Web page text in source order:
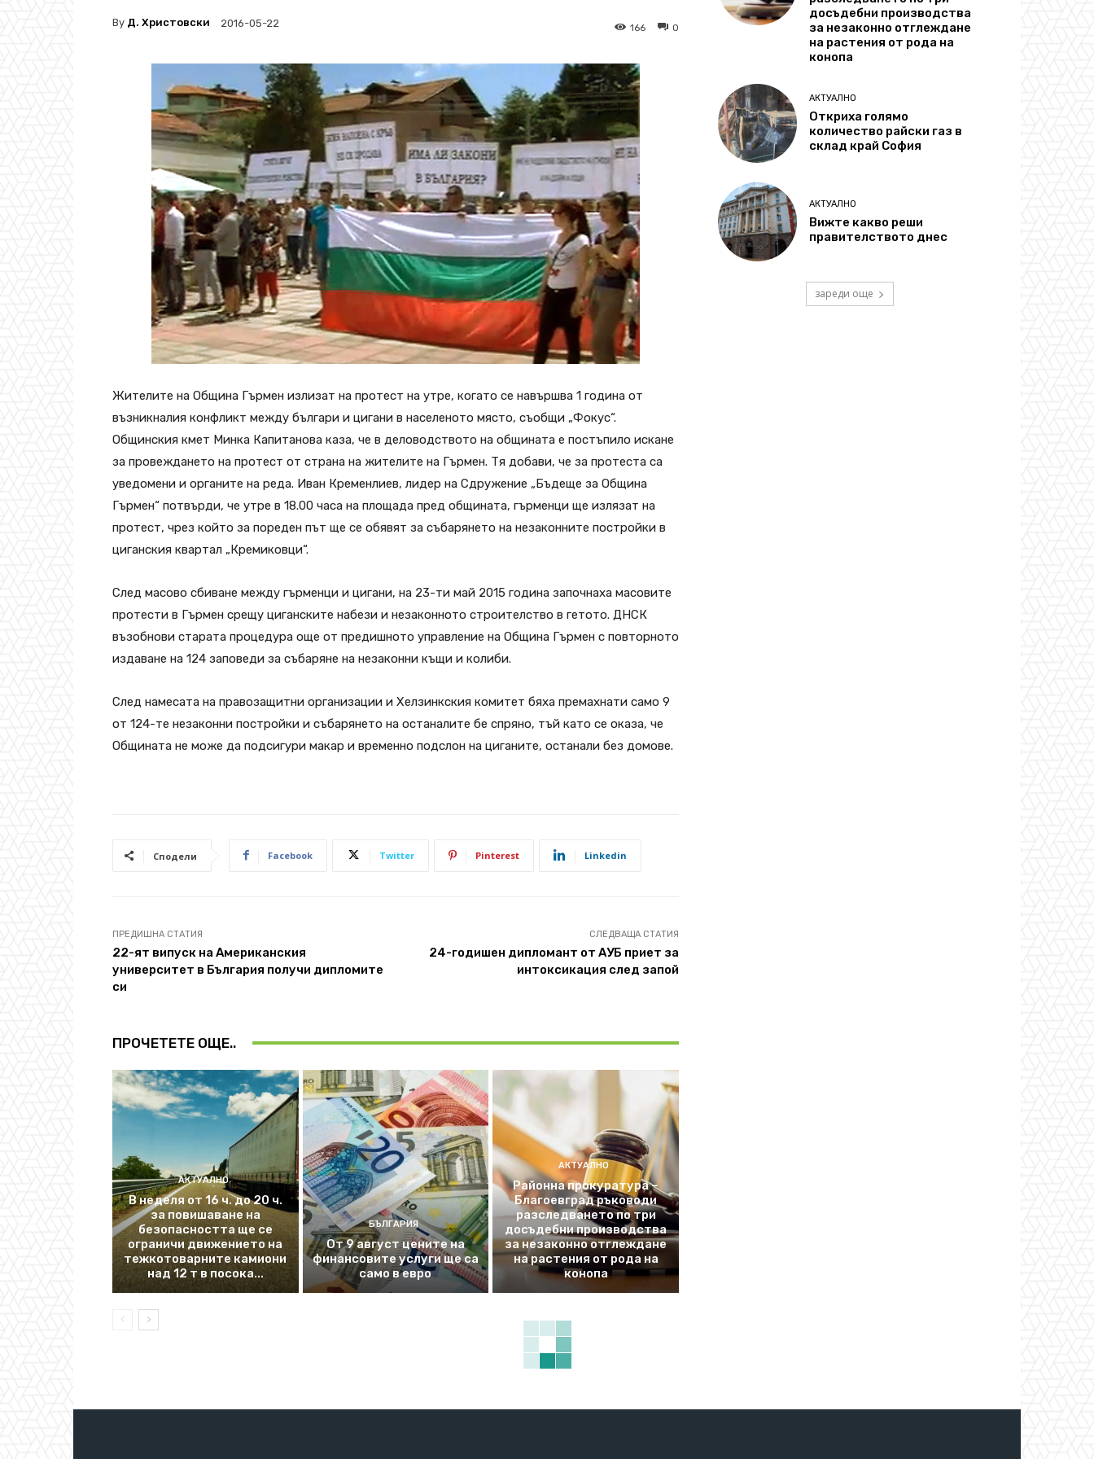
By Д. Христовски 2016-05-22 0
166
Жителите на Община Гърмен излизат на протест на утре, когато се навършва 1 година от
възникналия конфликт между българи и цигани в населеното място, съобщи „Фокус“.
Общинския кмет Минка Капитанова каза, че в деловодството на общината е постъпило искане
за провеждането на протест от страна на жителите на Гърмен. Тя добави, че за протеста са
уведомени и органите на реда. Иван Кременлиев, лидер на Сдружение „Бъдеще за Община
Гърмен“ потвърди, че утре в 18.00 часа на площада пред общината, гърменци ще излязат на
протест, чрез който за пореден път ще се обявят за събарянето на незаконните постройки в
циганския квартал „Кремиковци“.
След масово сбиване между гърменци и цигани, на 23-ти май 2015 гoдина започнаха масовите
протести в Гърмен срещу циганските набези и незаконното строителство в гетото. ДНСК
възобнови старата процедура още от предишното управление на Община Гърмен с повторното
издаване на 124 заповеди за събаряне на незаконни къщи и колиби.
След намесата на правозащитни организации и Хелзинкския комитет бяха премахнати само 9
от 124-те незаконни постройки и събарянето на останалите бе спряно, тъй като се оказа, че
Общината не може да подсигури макар и временно подслон на циганите, останали без домове.
Сподели Facebook Twitter Pinterest Linkedin
ПРЕДИШНА СТАТИЯ
22-ят випуск на Американския
университет в България получи дипломите
си
СЛЕДВАЩА СТАТИЯ
24-годишен дипломант от АУБ приет за
интоксикация след запой
ПРОЧЕТЕТЕ ОЩЕ..
АКТУАЛНО
В неделя от 16 ч. до 20 ч.
за повишаване на
безопасността ще се
ограничи движението на
тежкотоварните камиони
над 12 т в посока...
БЪЛГАРИЯ
От 9 август цените на
финансовите услуги ще са
само в евро
АКТУАЛНО
Районна прокуратура –
Благоевград ръководи
разследването по три
досъдебни производства
за незаконно отглеждане
на растения от рода на
конопа
досъдебни производства
за незаконно отглеждане
на растения от рода на
конопа
АКТУАЛНО
Откриха голямо
количество райски газ в
склад край София
АКТУАЛНО
Вижте какво реши
правителството днес
зареди още